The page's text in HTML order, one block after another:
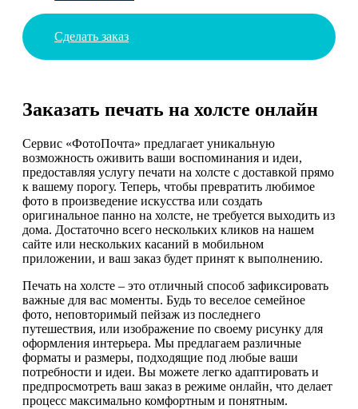
Сделать заказ
Заказать печать на холсте онлайн
Сервис «ФотоПочта» предлагает уникальную
возможность оживить ваши воспоминания и идеи,
предоставляя услугу печати на холсте с доставкой прямо
к вашему порогу. Теперь, чтобы превратить любимое
фото в произведение искусства или создать
оригинальное панно на холсте, не требуется выходить из
дома. Достаточно всего нескольких кликов на нашем
сайте или нескольких касаний в мобильном
приложении, и ваш заказ будет принят к выполнению.
Печать на холсте – это отличный способ зафиксировать
важные для вас моменты. Будь то веселое семейное
фото, неповторимый пейзаж из последнего
путешествия, или изображение по своему рисунку для
оформления интерьера. Мы предлагаем различные
форматы и размеры, подходящие под любые ваши
потребности и идеи. Вы можете легко адаптировать и
предпросмотреть ваш заказ в режиме онлайн, что делает
процесс максимально комфортным и понятным.